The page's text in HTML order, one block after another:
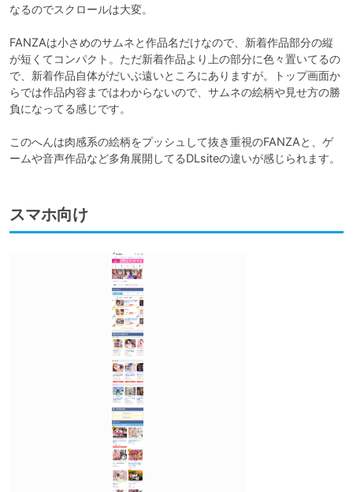
なるのでスクロールは大変。
FANZAは小さめのサムネと作品名だけなので、新着作品部分の縦
が短くてコンパクト。ただ新着作品より上の部分に色々置いてるの
で、新着作品自体がだいぶ遠いところにありますが。トップ画面か
らでは作品内容まではわからないので、サムネの絵柄や見せ方の勝
負になってる感じです。
このへんは肉感系の絵柄をプッシュして抜き重視のFANZAと、ゲ
ームや音声作品など多角展開してるDLsiteの違いが感じられます。
スマホ向け